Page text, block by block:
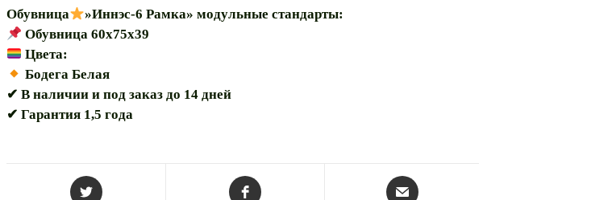
Обувница
»Иннэс-6 Рамка» модульные стандарты:
Обувница 60х75х39
Цвета:
Бодега Белая
✔ В наличии и под заказ до 14 дней
✔ Гарантия 1,5 года